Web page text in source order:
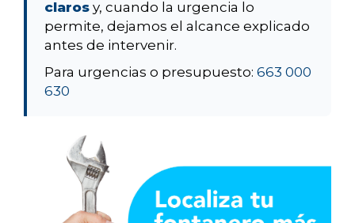
claros y, cuando la urgencia lo
permite, dejamos el alcance explicado
antes de intervenir.
Para urgencias o presupuesto: 663 000
630